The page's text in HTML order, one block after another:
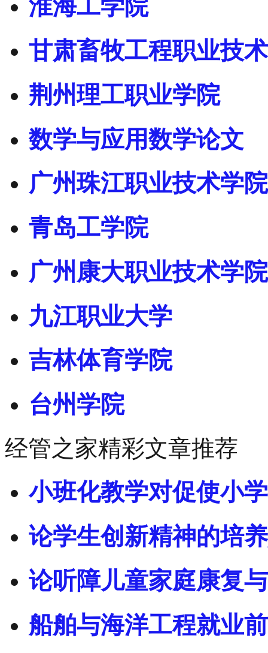
淮海工学院
甘肃畜牧工程职业技
荆州理工职业学院
数学与应用数学论文
广州珠江职业技术学院
青岛工学院
广州康大职业技术学院
九江职业大学
吉林体育学院
台州学院
经管之家精彩文章推荐
小班化教学对促使小
论学生创新精神的培
论听障儿童家庭康复
船舶与海洋工程就业